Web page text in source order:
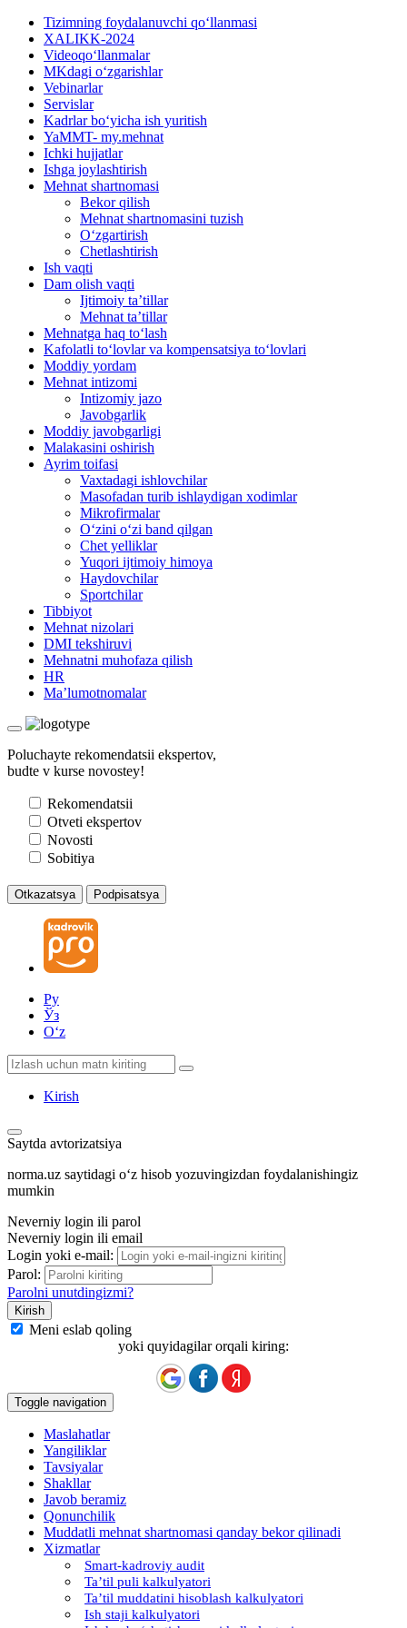
Tizimning foydalanuvchi qoʻllanmasi
XALIKK-2024
Videoqoʻllanmalar
MKdagi oʻzgarishlar
Vebinarlar
Servislar
Kadrlar boʻyicha ish yuritish
YaMMT- my.mehnat
Ichki hujjatlar
Ishga joylashtirish
Mehnat shartnomasi
Bekor qilish
Mehnat shartnomasini tuzish
Oʻzgartirish
Chetlashtirish
Ish vaqti
Dam olish vaqti
Ijtimoiy ta’tillar
Mehnat ta’tillar
Mehnatga haq toʻlash
Kafolatli toʻlovlar va kompensatsiya toʻlovlari
Moddiy yordam
Mehnat intizomi
Intizomiy jazo
Javobgarlik
Moddiy javobgarligi
Malakasini oshirish
Ayrim toifasi
Vaхtadagi ishlovchilar
Masofadan turib ishlaydigan хodimlar
Mikrofirmalar
Oʻzini oʻzi band qilgan
Chet yelliklar
Yuqori ijtimoiy himoya
Haydovchilar
Sportchilar
Tibbiyot
Mehnat nizolari
DMI tekshiruvi
Mehnatni muhofaza qilish
HR
Ma’lumotnomalar
Poluchayte rekomendatsii ekspertov,
budte v kurse novostey!
Rekomendatsii
Otveti ekspertov
Novosti
Sobitiya
Otkazatsya Podpisatsya
Ру
Ўз
Oʻz
Kirish
Saytda avtorizatsiya
norma.uz saytidagi oʻz hisob yozuvingizdan foydalanishingiz
mumkin
Neverniy login ili parol
Neverniy login ili email
Login yoki e-mail:
Parol:
Parolni unutdingizmi?
Meni eslab qoling
yoki quyidagilar orqali kiring:
Toggle navigation
Maslahatlar
Yangiliklar
Tavsiyalar
Shakllar
Javob beramiz
Qonunchilik
Muddatli mehnat shartnomasi qanday bekor qilinadi
Xizmatlar
Smart-kadroviy audit
Ta’til puli kalkulyatori
Ta’til muddatini hisoblash kalkulyatori
Ish staji kalkulyatori